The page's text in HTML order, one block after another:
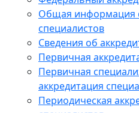
Общая информация
специалистов
Сведения об
Первичная
Первичная
аккредитация
Периодическая